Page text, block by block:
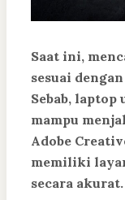
Saat ini,
sesuai
Sebab,
mampu
Adobe
memiliki
secara akurat.